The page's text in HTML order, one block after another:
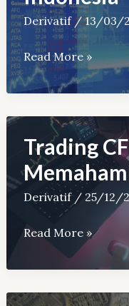
Kerugian
Trader?
Derivatif/13/03/
Top
6
Broker
Derivatif
CFD
Multi-
Aset
Terbaik
Indonesia
Read More »
Trading
Derivatif/ 25/12/
Trading
vs.
Futures:
Read More »